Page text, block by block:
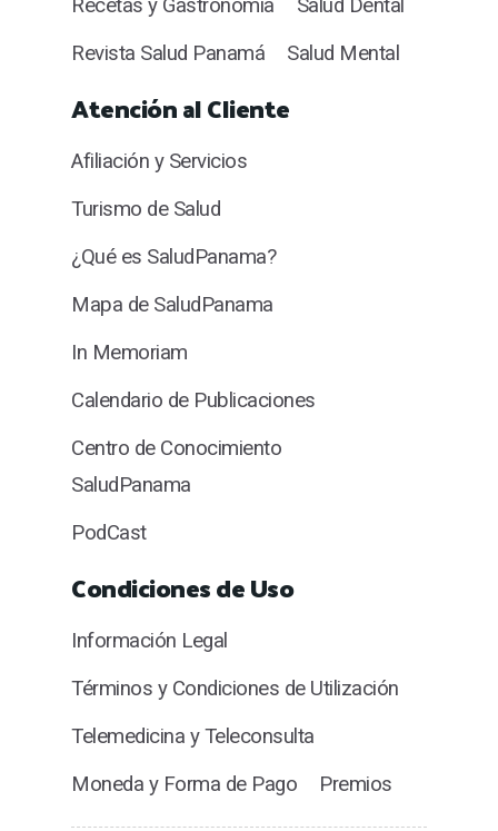
Recetas y Gastronomía
Salud Dental
Revista Salud Panamá
Salud Mental
Atención al Cliente
Afiliación y Servicios
Turismo de Salud
¿Qué es SaludPanama?
Mapa de SaludPanama
In Memoriam
Calendario de Publicaciones
Centro de Conocimiento
SaludPanama
PodCast
Condiciones de Uso
Información Legal
Términos y Condiciones de Utilización
Telemedicina y Teleconsulta
Moneda y Forma de Pago
Premios